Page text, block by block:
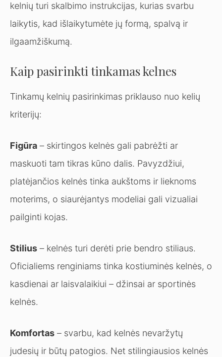
kelnių turi skalbimo instrukcijas, kurias svarbu
laikytis, kad išlaikytumėte jų formą, spalvą ir
ilgaamžiškumą.
Kaip pasirinkti tinkamas kelnes
Tinkamų kelnių pasirinkimas priklauso nuo kelių
kriterijų:
Figūra – skirtingos kelnės gali pabrėžti ar
maskuoti tam tikras kūno dalis. Pavyzdžiui,
platėjančios kelnės tinka aukštoms ir lieknoms
moterims, o siaurėjantys modeliai gali vizualiai
pailginti kojas.
Stilius – kelnės turi derėti prie bendro stiliaus.
Oficialiems renginiams tinka kostiuminės kelnės, o
kasdienai ar laisvalaikiui – džinsai ar sportinės
kelnės.
Komfortas – svarbu, kad kelnės nevaržytų
judesių ir būtų patogios. Net stilingiausios kelnės